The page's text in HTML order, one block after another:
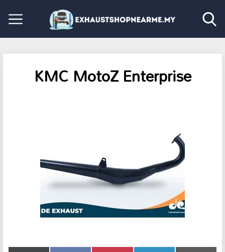
KMC MotoZ Enterprise